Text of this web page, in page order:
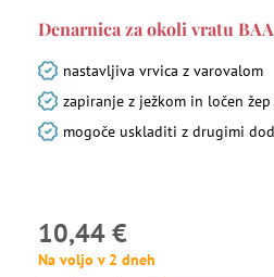
Denarnica za okoli vratu
nastavljiva vrvica z varovalom
zapiranje z ježkom in ločen žep
mogoče uskladiti z drugimi
10,44 €
Na voljo v 2 dneh